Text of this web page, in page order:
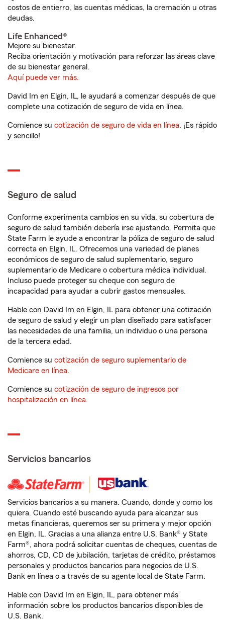
costos de entierro, las cuentas médicas, la cremación u otras
deudas.
Life Enhanced®
Mejore su bienestar.
Reciba orientación y motivación para reforzar las áreas clave
de su bienestar general.
Aquí puede ver más.
David Im en Elgin, IL, le ayudará a comenzar después de que
complete una cotización de seguro de vida en línea.
Comience su cotización de seguro de vida en línea. ¡Es rápido
y sencillo!
Seguro de salud
Conforme experimenta cambios en su vida, su cobertura de
seguro de salud también debería irse ajustando. Permita que
State Farm le ayude a encontrar la póliza de seguro de salud
correcta en Elgin, IL. Ofrecemos una variedad de planes
económicos de seguro de salud suplementario, seguro
suplementario de Medicare o cobertura médica individual.
Incluso puede proteger su cheque con seguro de
incapacidad para ayudar a cubrir gastos mensuales.
Hable con David Im en Elgin, IL para obtener una cotización
de seguro de salud y elegir un plan diseñado para satisfacer
las necesidades de una familia, un individuo o una persona
de la tercera edad.
Comience su cotización de seguro suplementario de
Medicare en línea.
Comience su cotización de seguro de ingresos por
hospitalización en línea.
Servicios bancarios
Servicios bancarios a su manera. Cuando, donde y como los
quiera. Cuando esté buscando ayuda para alcanzar sus
metas financieras, queremos ser su primera y mejor opción
en Elgin, IL. Gracias a una alianza entre U.S. Bank® y State
Farm®, ahora podrá solicitar cuentas de cheques, cuentas de
ahorros, CD, CD de jubilación, tarjetas de crédito, préstamos
personales y productos bancarios para negocios de U.S.
Bank en línea o a través de su agente local de State Farm.
Hable con David Im en Elgin, IL, para obtener más
información sobre los productos bancarios disponibles de
U.S. Bank.